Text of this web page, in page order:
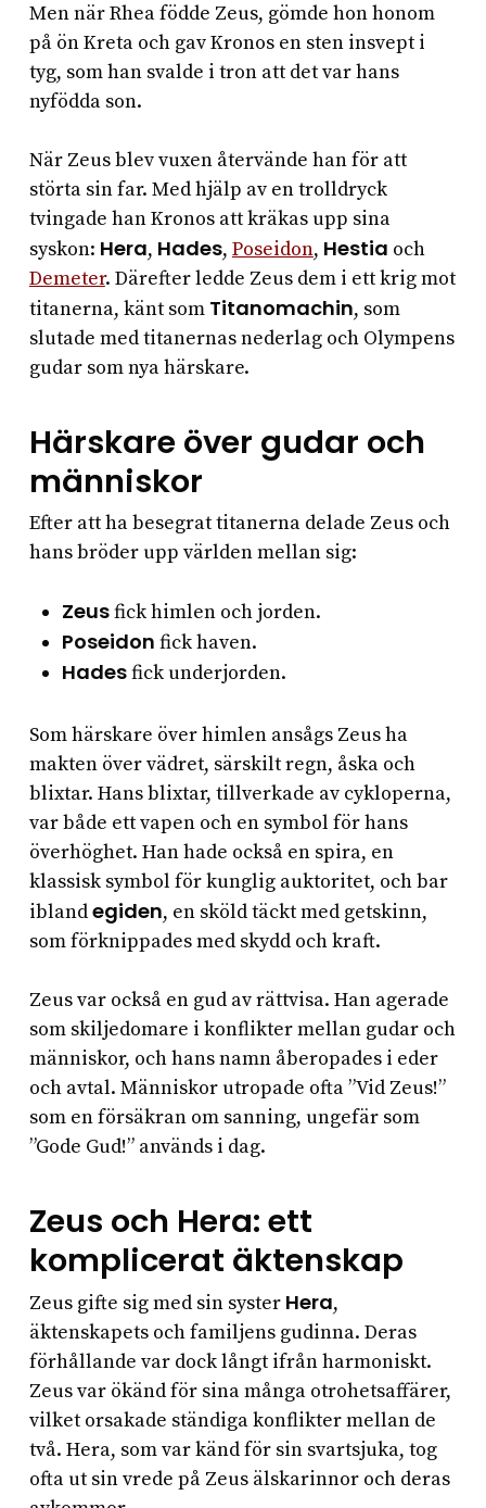
Men när Rhea födde Zeus, gömde hon honom
på ön Kreta och gav Kronos en sten insvept i
tyg, som han svalde i tron att det var hans
nyfödda son.
När Zeus blev vuxen återvände han för att
störta sin far. Med hjälp av en trolldryck
tvingade han Kronos att kräkas upp sina
syskon: Hera, Hades, Poseidon, Hestia och
Demeter. Därefter ledde Zeus dem i ett krig mot
titanerna, känt som Titanomachin, som
slutade med titanernas nederlag och Olympens
gudar som nya härskare.
Härskare över gudar och
människor
Efter att ha besegrat titanerna delade Zeus och
hans bröder upp världen mellan sig:
Zeusfick himlen och jorden.
Poseidon fick haven.
Hadesfick underjorden.
Som härskare över himlen ansågs Zeus ha
makten över vädret, särskilt regn, åska och
blixtar. Hans blixtar, tillverkade av cykloperna,
var både ett vapen och en symbol för hans
överhöghet. Han hade också en spira, en
klassisk symbol för kunglig auktoritet, och bar
iblandegiden, en sköld täckt med getskinn,
som förknippades med skydd och kraft.
Zeus var också en gud av rättvisa. Han agerade
som skiljedomare i konflikter mellan gudar och
människor, och hans namn åberopades i eder
och avtal. Människor utropade ofta ”Vid Zeus!”
som en försäkran om sanning, ungefär som
”Gode Gud!” används i dag.
Zeus och Hera: ett
komplicerat äktenskap
Zeus gifte sig med sin syster Hera,
äktenskapets och familjens gudinna. Deras
förhållande var dock långt ifrån harmoniskt.
Zeus var ökänd för sina många otrohetsaffärer,
vilket orsakade ständiga konflikter mellan de
två. Hera, som var känd för sin svartsjuka, tog
ofta ut sin vrede på Zeus älskarinnor och deras